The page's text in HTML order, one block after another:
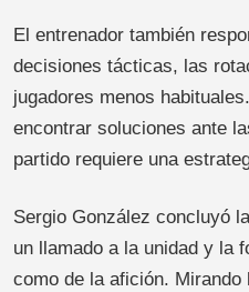
El entrenador también
decisiones tácticas, las
jugadores menos
encontrar soluciones ante
partido requiere una
Sergio González concluyó
un llamado a la unidad y la
como de la afición.